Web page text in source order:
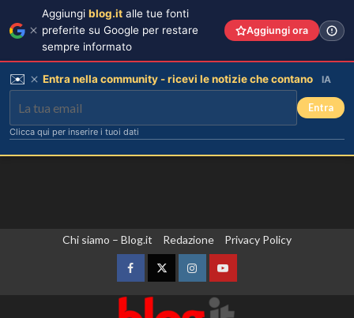
Chi siamo – Blog.it Redazione Privacy Policy
FacebookTwitterInstagramYouTube
Aggiungi blog.it alle tue fonti
preferite su Google per restare
sempre informato
Aggiungi ora
✉️ Entra nella community - ricevi le notizie che contano IA
Entra
Clicca qui per inserire i tuoi dati